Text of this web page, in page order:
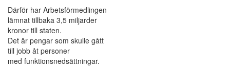
Därför har Arbetsförmedlingen
lämnat tillbaka 3,5 miljarder
kronor till staten.
Det är pengar som skulle gått
till jobb åt personer
med funktionsnedsättningar.